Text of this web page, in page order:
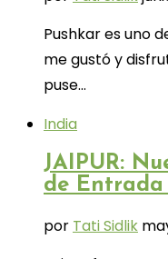
Pushkar es uno
me gustó y
puse…
India
JAIPUR:
de Entrada
por Tati Sidlik